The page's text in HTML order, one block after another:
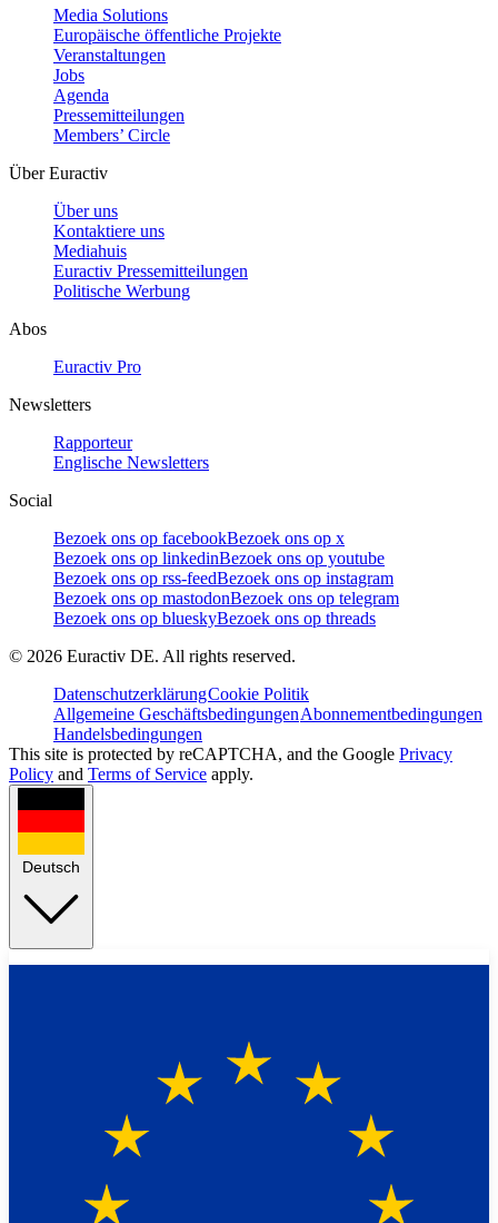
Media Solutions
Europäische öffentliche Projekte
Veranstaltungen
Jobs
Agenda
Pressemitteilungen
Members’ Circle
Über Euractiv
Über uns
Kontaktiere uns
Mediahuis
Euractiv Pressemitteilungen
Politische Werbung
Abos
Euractiv Pro
Newsletters
Rapporteur
Englische Newsletters
Social
Bezoek ons op facebookBezoek ons op x
Bezoek ons op linkedinBezoek ons op youtube
Bezoek ons op rss-feedBezoek ons op instagram
Bezoek ons op mastodonBezoek ons op telegram
Bezoek ons op blueskyBezoek ons op threads
© 2026 Euractiv DE. All rights reserved.
DatenschutzerklärungCookie Politik
Allgemeine GeschäftsbedingungenAbonnementbedingungen
Handelsbedingungen
This site is protected by reCAPTCHA, and the Google Privacy
Policy and Terms of Service apply.
Deutsch